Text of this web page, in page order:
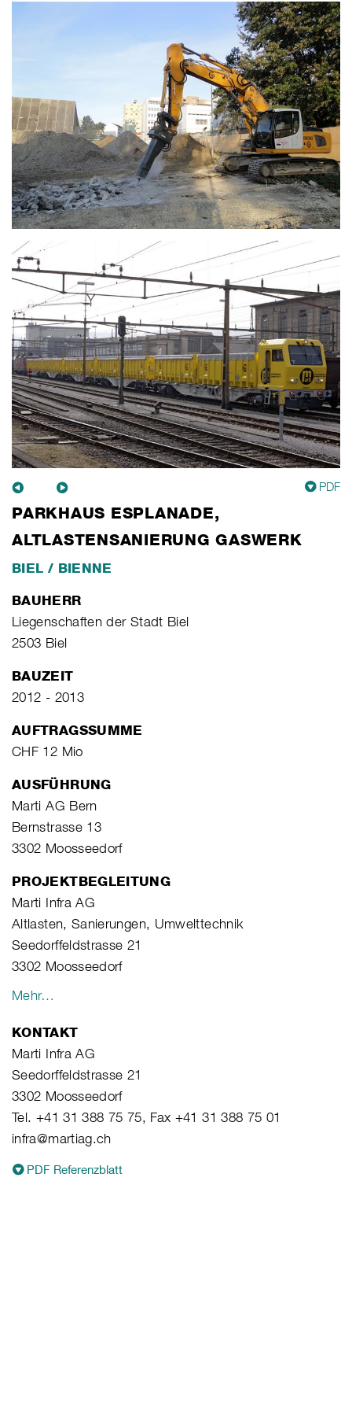
PDF
PARKHAUS ESPLANADE,
ALTLASTENSANIERUNG GASWERK
BIEL / BIENNE
BAUHERR
Liegenschaften der Stadt Biel
2503 Biel
BAUZEIT
2012 - 2013
AUFTRAGSSUMME
CHF 12 Mio
AUSFÜHRUNG
Marti AG Bern
Bernstrasse 13
3302 Moosseedorf
PROJEKTBEGLEITUNG
Marti Infra AG
Altlasten, Sanierungen, Umwelttechnik
Seedorffeldstrasse 21
3302 Moosseedorf
Mehr…
KONTAKT
Marti Infra AG
Seedorffeldstrasse 21
3302 Moosseedorf
Tel. +41 31 388 75 75, Fax +41 31 388 75 01
infra@martiag.ch
PDF Referenzblatt